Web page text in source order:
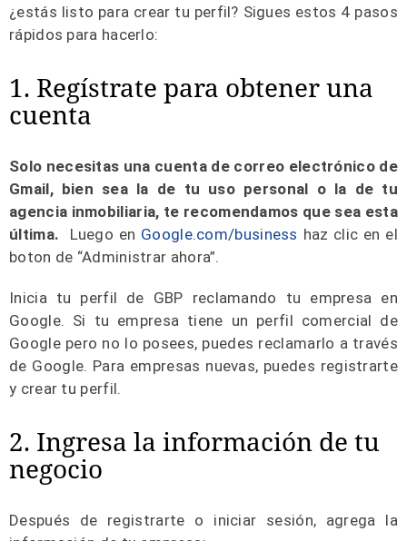
¿estás listo para crear tu perfil? Sigues estos 4 pasos
rápidos para hacerlo:
1. Regístrate para obtener una
cuenta
Solo necesitas una cuenta de correo electrónico de
Gmail, bien sea la de tu uso personal o la de tu
agencia inmobiliaria, te recomendamos que sea esta
última. Luego en Google.com/business haz clic en el
boton de “Administrar ahora”.
Inicia tu perfil de GBP reclamando tu empresa en
Google. Si tu empresa tiene un perfil comercial de
Google pero no lo posees, puedes reclamarlo a través
de Google. Para empresas nuevas, puedes registrarte
y crear tu perfil.
2. Ingresa la información de tu
negocio
Después de registrarte o iniciar sesión, agrega la